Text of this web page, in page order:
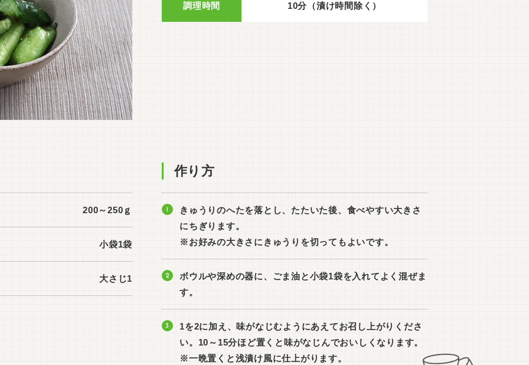
調理時間 10分（漬け時間除く）
200～250ｇ
小袋1袋
大さじ1
作り方
きゅうりのへたを落とし、たたいた後、食べやすい大きさ
にちぎります。
※お好みの大きさにきゅうりを切ってもよいです。
ボウルや深めの器に、ごま油と小袋1袋を入れてよく混ぜま
す。
1を2に加え、味がなじむようにあえてお召し上がりくださ
い。10～15分ほど置くと味がなじんでおいしくなります。
※一晩置くと浅漬け風に仕上がります。